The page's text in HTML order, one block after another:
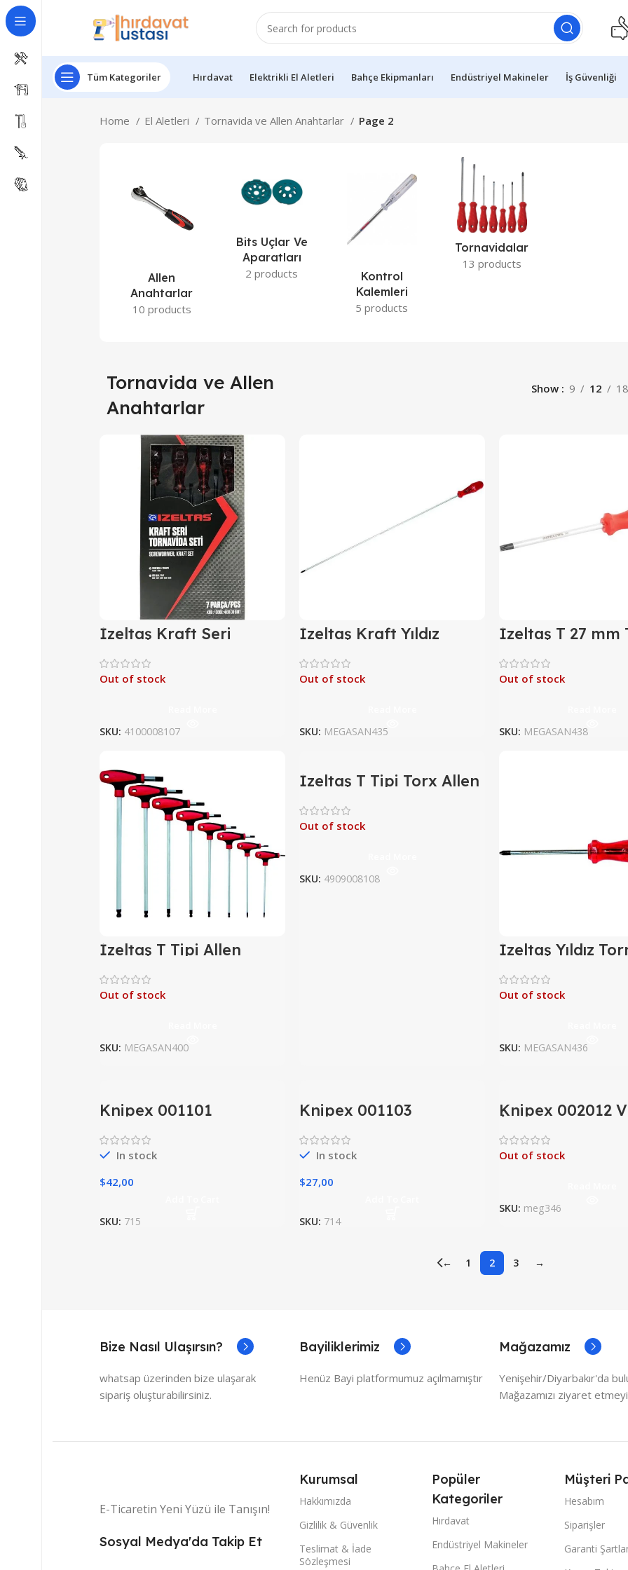
Tüm Kategoriler Hırdavat Elektrikli El Aletleri Bahçe Ekipmanları Endüstriyel Makineler İş Güvenliği
Home El Aletleri Tornavida ve Allen Anahtarlar Page 2
Allen
Anahtarlar
10 products
Bits Uçlar Ve
Aparatları
2 products
Kontrol
Kalemleri
5 products
Tornavidalar
13 products
Tornavida ve Allen
Anahtarlar
Show 9 12 18
İzeltaş Kraft Seri
Tornavida Seti 7 Parça
Out of stock
SKU: 4100008107
İzeltaş Kraft Yıldız
Tornavida 6X300
Out of stock
SKU: MEGASAN435
İzeltaş T 27 mm
Uçlu Tornavida
Out of stock
SKU: MEGASAN438
İzeltaş T Tipi Allen
Anahtar Takımı 8Li –
4920008108
Out of stock
SKU: MEGASAN400
İzeltaş T Tipi Torx Allen
Anahtar Takımı (8
Parça, Mm)
Out of stock
SKU: 4909008108
İzeltaş Yıldız
Kraft 3X60
Out of stock
SKU: MEGASAN436
Knipex 001101
Kumanda Dolabı
Anahtarı
In stock
$42,00
SKU: 715
Knipex 001103
Kumanda Dolabı
Anahtarı
In stock
$27,00
SKU: 714
Knipex 002012
İzoleli VDE
Seti 6 Parça
Out of stock
SKU: meg346
← 1 2 3 →
Bize Nasıl Ulaşırsın?
whatsap üzerinden bize ulaşarak
sipariş oluşturabilirsiniz.
Bayiliklerimiz
Henüz Bayi platformumuz açılmamıştır
Mağazamız
Yenişehir/Diyarbakır'da
Mağazamızı ziyaret
E-Ticaretin Yeni Yüzü ile Tanışın!
Sosyal Medya'da Takip Et
Kurumsal
Hakkımızda
Gizlilik & Güvenlik
Teslimat & İade
Sözleşmesi
Popüler
Kategoriler
Hırdavat
Endüstriyel Makineler
Müşteri
Hesabım
Siparişler
Garanti